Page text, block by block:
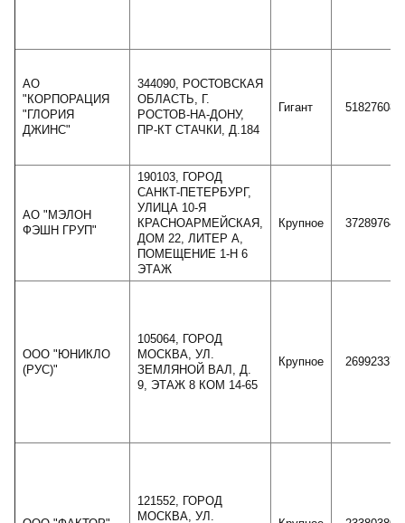
АО
"КОРПОРАЦИЯ
"ГЛОРИЯ
ДЖИНС"
344090, РОСТОВСКАЯ
ОБЛАСТЬ, Г.
РОСТОВ-НА-ДОНУ,
ПР-КТ СТАЧКИ, Д.184
Гигант 51827608
АО "МЭЛОН
ФЭШН ГРУП"
190103, ГОРОД
САНКТ-ПЕТЕРБУРГ,
УЛИЦА 10-Я
КРАСНОАРМЕЙСКАЯ,
ДОМ 22, ЛИТЕР А,
ПОМЕЩЕНИЕ 1-Н 6
ЭТАЖ
Крупное 37289764
ООО "ЮНИКЛО
(РУС)"
105064, ГОРОД
МОСКВА, УЛ.
ЗЕМЛЯНОЙ ВАЛ, Д.
9, ЭТАЖ 8 КОМ 14-65
Крупное 26992337
121552, ГОРОД
МОСКВА, УЛ.